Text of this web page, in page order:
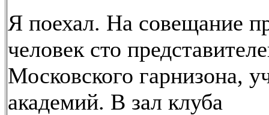
Я поехал. На совещание
человек сто
Московского гарнизона,
академий. В зал клуба